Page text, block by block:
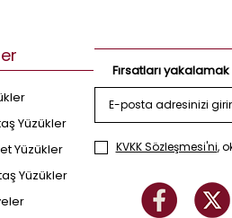
Yüzükler
Yüzükler
Yüzükler
Fırsatları
KVKK Sözleşmesi'ni,